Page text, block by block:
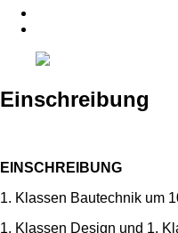
Einschreibung
EINSCHREIBUNG
1. Klassen Bautechnik um
1. Klassen Design und 1.